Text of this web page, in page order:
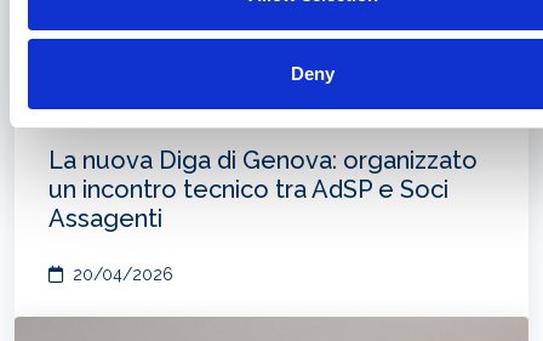
Deny
La nuova Diga di Genova: organizzato
un incontro tecnico tra AdSP e Soci
Assagenti
20/04/2026